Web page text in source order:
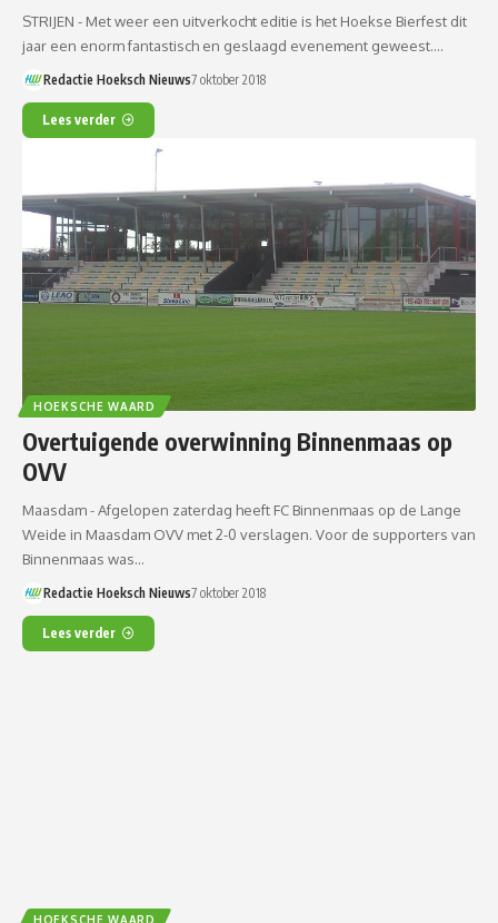
STRIJEN - Met weer een uitverkocht editie is het Hoekse Bierfest dit
jaar een enorm fantastisch en geslaagd evenement geweest.…
Redactie Hoeksch Nieuws7 oktober 2018
Lees verder
HOEKSCHE WAARD
Overtuigende overwinning Binnenmaas op
OVV
Maasdam - Afgelopen zaterdag heeft FC Binnenmaas op de Lange
Weide in Maasdam OVV met 2-0 verslagen. Voor de supporters van
Binnenmaas was…
Redactie Hoeksch Nieuws7 oktober 2018
Lees verder
HOEKSCHE WAARD